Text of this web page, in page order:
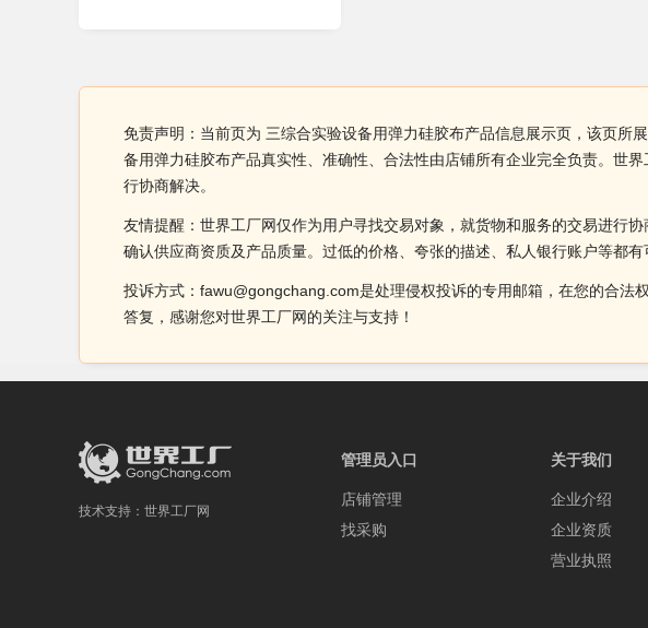
免责声明：当前页为 三综合实验设备用弹力硅胶布产品信息展示页，该页所
备用弹力硅胶布产品真实性、准确性、合法性由店铺所有企业完全负责。世
行协商解决。
友情提醒：世界工厂网仅作为用户寻找交易对象，就货物和服务的交易进行
确认供应商资质及产品质量。过低的价格、夸张的描述、私人银行账户等都
投诉方式：fawu@gongchang.com是处理侵权投诉的专用邮箱，在您的合
答复，感谢您对世界工厂网的关注与支持！
技术支持： 世界工厂网
管理员入口
店铺管理
找采购
关于我们
企业介绍
企业资质
营业执照